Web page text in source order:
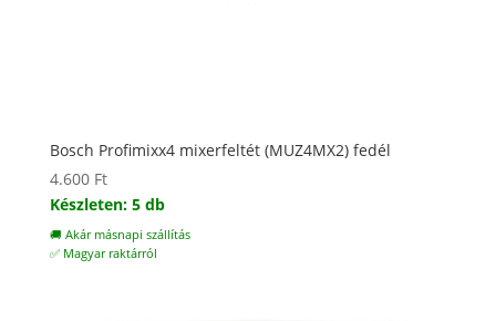
Bosch Profimixx4 mixerfeltét (MUZ4MX2) fedél
4.600 Ft
Készleten: 5 db
🚚 Akár másnapi szállítás
✅ Magyar raktárról